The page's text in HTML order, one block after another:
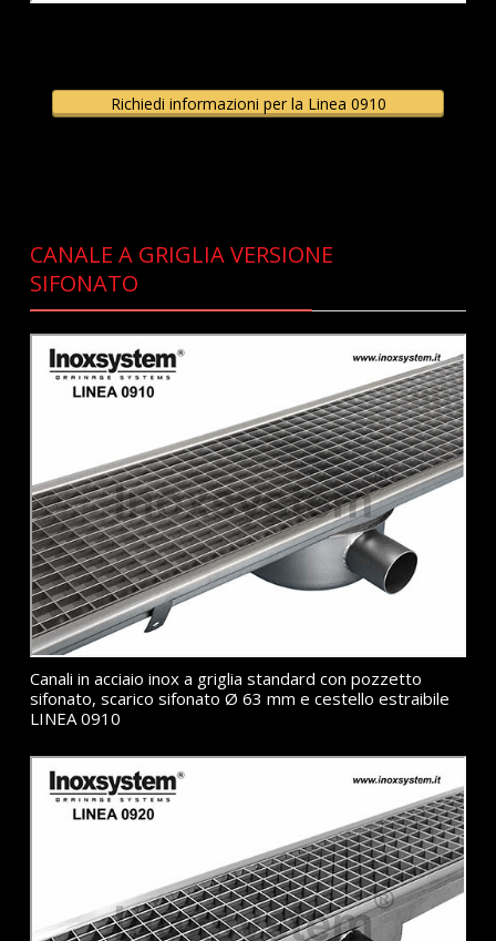
Richiedi informazioni per la Linea 0910
CANALE A GRIGLIA VERSIONE
SIFONATO
Canali in acciaio inox a griglia standard con pozzetto
sifonato, scarico sifonato Ø 63 mm e cestello estraibile
LINEA 0910